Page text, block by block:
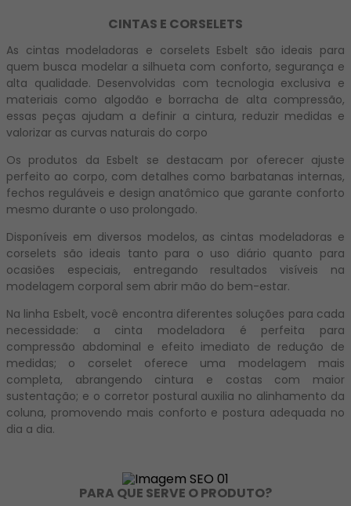
CINTAS E CORSELETS
As cintas modeladoras e corselets Esbelt são ideais para
quem busca modelar a silhueta com conforto, segurança e
alta qualidade. Desenvolvidas com tecnologia exclusiva e
materiais como algodão e borracha de alta compressão,
essas peças ajudam a definir a cintura, reduzir medidas e
valorizar as curvas naturais do corpo
Os produtos da Esbelt se destacam por oferecer ajuste
perfeito ao corpo, com detalhes como barbatanas internas,
fechos reguláveis e design anatômico que garante conforto
mesmo durante o uso prolongado.
Disponíveis em diversos modelos, as cintas modeladoras e
corselets são ideais tanto para o uso diário quanto para
ocasiões especiais, entregando resultados visíveis na
modelagem corporal sem abrir mão do bem-estar.
Na linha Esbelt, você encontra diferentes soluções para cada
necessidade: a cinta modeladora é perfeita para
compressão abdominal e efeito imediato de redução de
medidas; o corselet oferece uma modelagem mais
completa, abrangendo cintura e costas com maior
sustentação; e o corretor postural auxilia no alinhamento da
coluna, promovendo mais conforto e postura adequada no
dia a dia.
PARA QUE SERVE O PRODUTO?